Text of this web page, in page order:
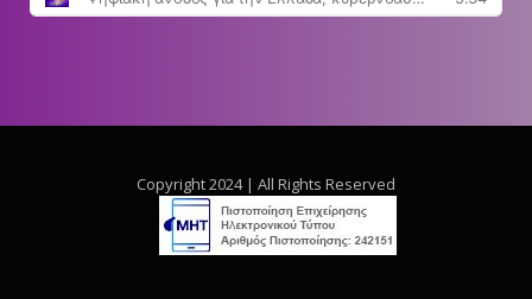
Copyright 2024 | All Rights Reserved